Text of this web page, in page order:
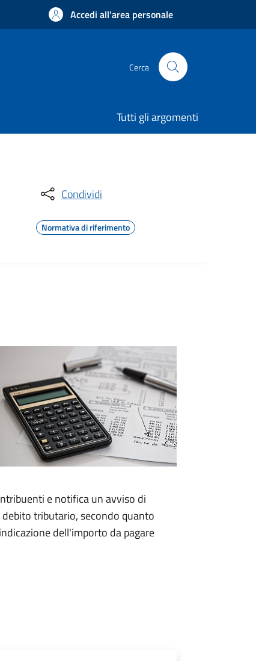
Accedi all'area personale
Cerca
Tutti gli argomenti
Condividi
Normativa di riferimento
e notifica un avviso di
tributario, secondo quanto
dell'importo da pagare